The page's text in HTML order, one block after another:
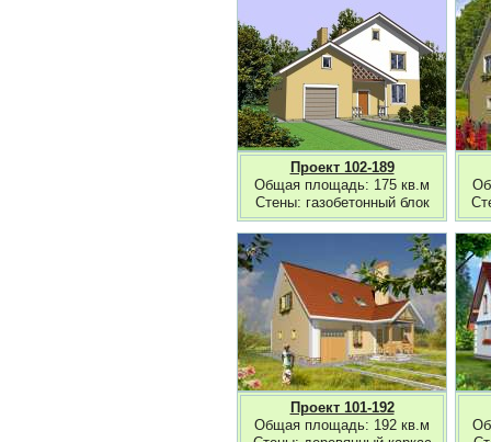
Проект 102-189
Общая площадь: 175 кв.м
Стены: газобетонный блок
Проект 101-192
Общая площадь: 192 кв.м